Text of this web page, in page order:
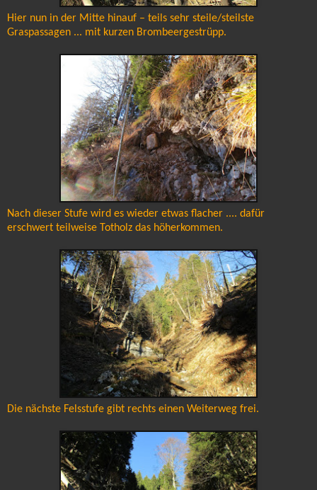
Hier nun in der Mitte hinauf – teils sehr steile/steilste
Graspassagen ... mit kurzen Brombeergestrüpp.
Nach dieser Stufe wird es wieder etwas flacher .... dafür
erschwert teilweise Totholz das höherkommen.
Die nächste Felsstufe gibt rechts einen Weiterweg frei.